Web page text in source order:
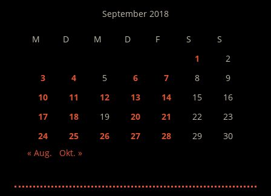
September 2018
M D M D F S
S
1
2
3
4 5 6 7 8
9
10
11 12 13 14 15
16
17
18 19 20 21 22
23
24
25 26 27 28 29
30
« Aug.
Okt. »